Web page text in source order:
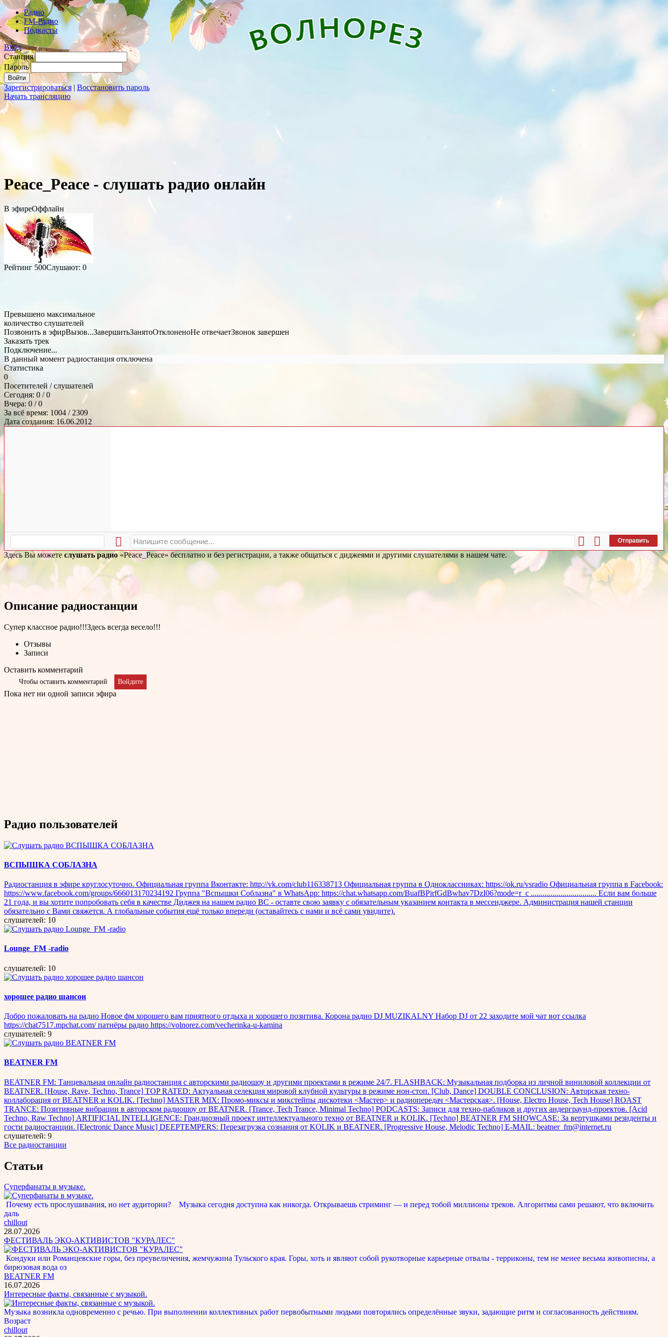
Радио
FM-Радио
Подкасты
Вход
Станция
Пароль
Зарегистрироваться | Восстановить пароль
Начать трансляцию
Peace_Peace - слушать радио онлайн
В эфиреОффлайн
Рейтинг 500Слушают: 0
Превышено максимальное
количество слушателей
Позвонить в эфирВызов...ЗавершитьЗанятоОтклоненоНе отвечаетЗвонок завершен
Заказать трек
Подключение...
В данный момент радиостанция отключена
Статистика
0
Посетителей / слушателей
Сегодня: 0 / 0
Вчера: 0 / 0
За всё время: 1004 / 2309
Дата создания: 16.06.2012
Отправить
Здесь Вы можете слушать радио«Peace_Peace» бесплатно и без регистрации, а также общаться с диджеями и другими слушателями в нашем чате.
Описание радиостанции
Супер классное радио!!!Здесь всегда весело!!!
Отзывы
Записи
Оставить комментарий
Чтобы оставить комментарий Войдите
Пока нет ни одной записи эфира
Радио пользователей
ВСПЫШКА СОБЛАЗНА
Радиостанция в эфире круглосуточно. Официальная группа Вконтакте: http://vk.com/club116338713 Официальная группа в Одноклассниках: https://ok.ru/vsradio Официальная группа в Facebook:
https://www.facebook.com/groups/666013170234192 Группа "Вспышки Соблазна" в WhatsApp: https://chat.whatsapp.com/BuafBPirfGdBwhav7DzI06?mode=r_c ................................. Если вам больше
21 года, и вы хотите попробовать себя в качестве Диджея на нашем радио ВС - оставте свою заявку с обязательным указанием контакта в мессенджере. Администрация нашей станции
обязательно с Вами свяжется. А глобальные события ещё только впереди (оставайтесь с нами и всё сами увидите).
слушателей: 10
Lounge_FM -radio
слушателей: 10
хорошее радио шансон
Добро пожаловать на радио Новое фм хорошего вам приятного отдыха и хорошего позитива. Корона радио DJ MUZIKALNY Набор DJ от 22 заходите мой чат вот ссылка
https://chat7517.mpchat.com/ патнёры радио https://volnorez.com/vecherinka-u-kamina
слушателей: 9
BEATNER FM
BEATNER FM: Танцевальная онлайн радиостанция с авторскими радиошоу и другими проектами в режиме 24/7. FLASHBACK: Музыкальная подборка из личной виниловой коллекции от
BEATNER. [House, Rave, Techno, Trance] TOP RATED: Актуальная селекция мировой клубной культуры в режиме нон-стоп. [Club, Dance] DOUBLE CONCLUSION: Авторская техно-
коллаборация от BEATNER и KOLIK. [Techno] MASTER MIX: Промо-миксы и микстейпы дискотеки <Мастер> и радиопередач <Мастерская>. [House, Electro House, Tech House] ROAST
TRANCE: Позитивные вибрации в авторском радиошоу от BEATNER. [Trance, Tech Trance, Minimal Techno] PODCASTS: Записи для техно-пабликов и других андерграунд-проектов. [Acid
Techno, Raw Techno] ARTIFICIAL INTELLIGENCE: Грандиозный проект интеллектуального техно от BEATNER и KOLIK. [Techno] BEATNER FM SHOWCASE: За вертушками резиденты и
гости радиостанции. [Electronic Dance Music] DEEPTEMPERS: Перезагрузка сознания от KOLIK и BEATNER. [Progressive House, Melodic Techno] E-MAIL: beatner_fm@internet.ru
слушателей: 9
Все радиостанции
Статьи
Суперфанаты в музыке.
Почему есть прослушивания, но нет аудитории? Музыка сегодня доступна как никогда. Открываешь стриминг — и перед тобой миллионы треков. Алгоритмы сами решают, что включить
даль
chillout
28.07.2026
ФЕСТИВАЛЬ ЭКО-АКТИВИСТОВ "КУРАЛЕС"
Кондуки или Романцевские горы, без преувеличения, жемчужина Тульского края. Горы, хоть и являют собой рукотворные карьерные отвалы - терриконы, тем не менее весьма живописны, а
бирюзовая вода оз
BEATNER FM
16.07.2026
Интересные факты, связанные с музыкой.
Музыка возникла одновременно с речью. При выполнении коллективных работ первобытными людьми повторялись определённые звуки, задающие ритм и согласованность действиям.
Возраст
chillout